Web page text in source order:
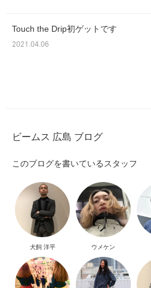
Touch the Drip初ゲットです
2021.04.06
ビームス 広島 ブログ
このブログを書いているスタッフ
犬飼 洋平 ウメケン